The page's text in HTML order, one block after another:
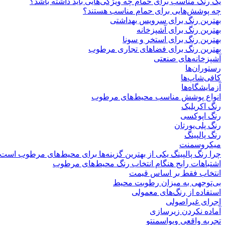
چه پوشش‌هایی برای حمام مناسب هستند؟
بهترین رنگ برای سرویس بهداشتی
بهترین رنگ برای آشپزخانه
بهترین رنگ برای استخر و سونا
بهترین رنگ برای فضاهای تجاری مرطوب
آشپزخانه‌های صنعتی
رستوران‌ها
کافی‌شاپ‌ها
آزمایشگاه‌ها
انواع پوشش مناسب محیط‌های مرطوب
رنگ اکریلیک
رنگ اپوکسی
رنگ پلی‌یورتان
رنگ پالپینگ
میکروسمنت
چرا رنگ پالپینگ یکی از بهترین گزینه‌ها برای محیط‌های مرطوب
اشتباهات رایج هنگام انتخاب رنگ محیط‌های مرطوب
انتخاب فقط بر اساس قیمت
بی‌توجهی به میزان رطوبت محیط
استفاده از رنگ‌های معمولی
اجرای غیراصولی
آماده نکردن زیرسازی
تجربه واقعی ویواسمنتو